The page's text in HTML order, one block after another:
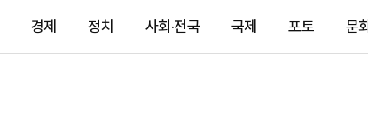
경제 정치 사회·전국 국제 포토 문